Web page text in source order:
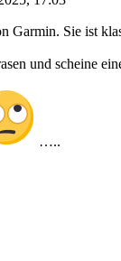
Garmin. Sie ist
und scheine
…..